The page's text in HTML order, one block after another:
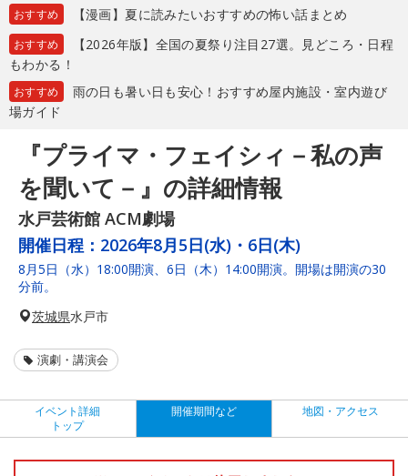
おすすめ 【漫画】夏に読みたいおすすめの怖い話まとめ
おすすめ
【2026年版】全国の夏祭り注目27選。見どころ・日程
もわかる！
おすすめ
雨の日も暑い日も安心！おすすめ屋内施設・室内遊び
場ガイド
『プライマ・フェイシィ－私の声
を聞いて－』の詳細情報
水戸芸術館 ACM劇場
開催日程： 2026年8月5日(水)・6日(木)
8月5日（水）18:00開演、6日（木）14:00開演。開場は開演の30
分前。
茨城県水戸市
演劇・講演会
イベント詳細
トップ
開催期間など 地図・アクセス